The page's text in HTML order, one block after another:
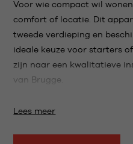
Voor wie compact wil
comfort of locatie. Dit
tweede verdieping en
ideale keuze voor starters
zijn naar een kwalitatieve
van Brugge.
Over het project
Lees meer